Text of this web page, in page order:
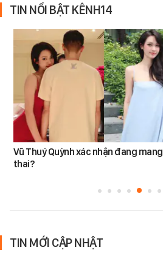
TIN NỔI BẬT KÊNH14
Vũ Thuý Quỳnh xác nhận đang mang
thai?
TIN MỚI CẬP NHẬT